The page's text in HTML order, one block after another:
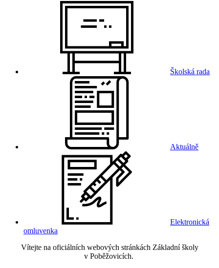
Školská rada
Aktuálně
Elektronická
omluvenka
Vítejte na oficiálních webových stránkách Základní školy
v Poběžovicích.